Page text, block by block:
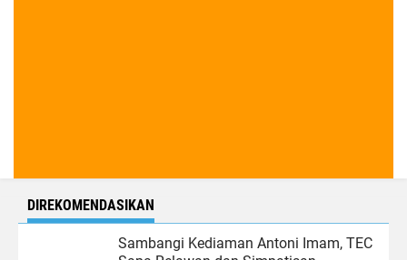
DIREKOMENDASIKAN
Sambangi Kediaman Antoni Imam, TEC